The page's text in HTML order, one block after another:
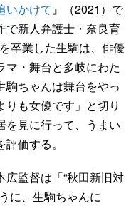
いかけて』（2021）で
で新人弁護士・奈良育
を卒業した生駒は、俳優
マ・舞台と多岐にわた
駒ちゃんは舞台をやっ
も女優です」と切り
を見に行って、うまい
価する。
監督は「“秋田新旧対
に、生駒ちゃんに